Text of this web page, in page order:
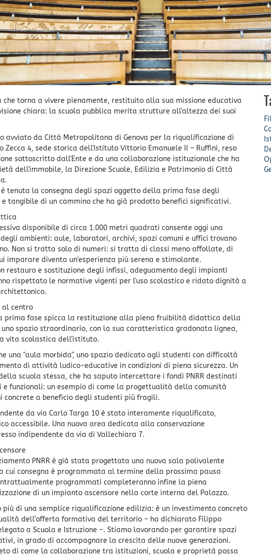
che torna a vivere pienamente, restituito alla sua missione educativa
chiara: la scuola pubblica merita strutture all'altezza dei suoi
avviato da Città Metropolitana di Genova per la riqualificazione di
Zecca 4, sede storica dell'Istituto Vittorio Emanuele II – Ruffini, reso
sottoscritto dall'Ente e da una collaborazione istituzionale che ha
dell'immobile, la Direzione Scuole, Edilizia e Patrimonio di Città
tenuta la consegna degli spazi oggetto della prima fase degli
tangibile di un cammino che ha già prodotto benefici significativi.
disponibile di circa 1.000 metri quadrati consente oggi una
ambienti: aule, laboratori, archivi, spazi comuni e uffici trovano
Non si tratta solo di numeri: si tratta di classi meno affollate, di
imparare diventa un'esperienza più serena e stimolante.
restauro e sostituzione degli infissi, adeguamento degli impianti
rispettato le normative vigenti per l'uso scolastico e ridato dignità a
al centro
prima fase spicca la restituzione alla piena fruibilità didattica della
spazio straordinario, con la sua caratteristica gradonata lignea,
vita scolastica dell'istituto.
una "aula morbida", uno spazio dedicato agli studenti con difficoltà
di attività ludico-educative in condizioni di piena sicurezza. Un
scuola stessa, che ha saputo intercettare i fondi PNRR destinati
funzionali: un esempio di come la progettualità della comunità
a beneficio degli studenti più fragili.
da via Carlo Targa 10 è stato interamente riqualificato,
accessibile. Una nuova area dedicata alla conservazione
indipendente da via di Vallechiara 7.
PNRR è già stata progettata una nuova sala polivalente
consegna è programmata al termine della prossima pausa
programmati completeranno infine la piena
di un impianto ascensore nella corte interna del Palazzo.
di una semplice riqualificazione edilizia: è un investimento concreto
dell’offerta formativa del territorio – ha dichiarato Filippo
a Scuola e Istruzione –. Stiamo lavorando per garantire spazi
in grado di accompagnare la crescita delle nuove generazioni.
di come la collaborazione tra istituzioni, scuola e proprietà possa